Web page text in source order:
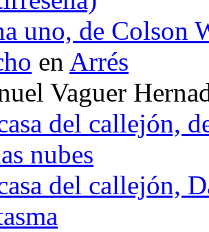
uno, de Colson
en Arrés
Vaguer
del callejón,
nubes
del callejón,